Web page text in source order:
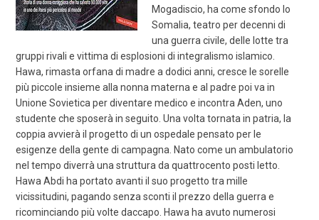
Mogadiscio, ha come sfondo lo
Somalia, teatro per decenni di
una guerra civile, delle lotte tra
gruppi rivali e vittima di esplosioni di integralismo islamico.
Hawa, rimasta orfana di madre a dodici anni, cresce le sorelle
più piccole insieme alla nonna materna e al padre poi va in
Unione Sovietica per diventare medico e incontra Aden, uno
studente che sposerà in seguito. Una volta tornata in patria, la
coppia avvierà il progetto di un ospedale pensato per le
esigenze della gente di campagna. Nato come un ambulatorio
nel tempo diverrà una struttura da quattrocento posti letto.
Hawa Abdi ha portato avanti il suo progetto tra mille
vicissitudini, pagando senza sconti il prezzo della guerra e
ricominciando più volte daccapo. Hawa ha avuto numerosi